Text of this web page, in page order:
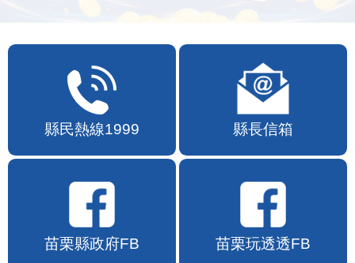
縣民熱線1999 縣長信箱
苗栗縣政府FB 苗栗玩透透FB